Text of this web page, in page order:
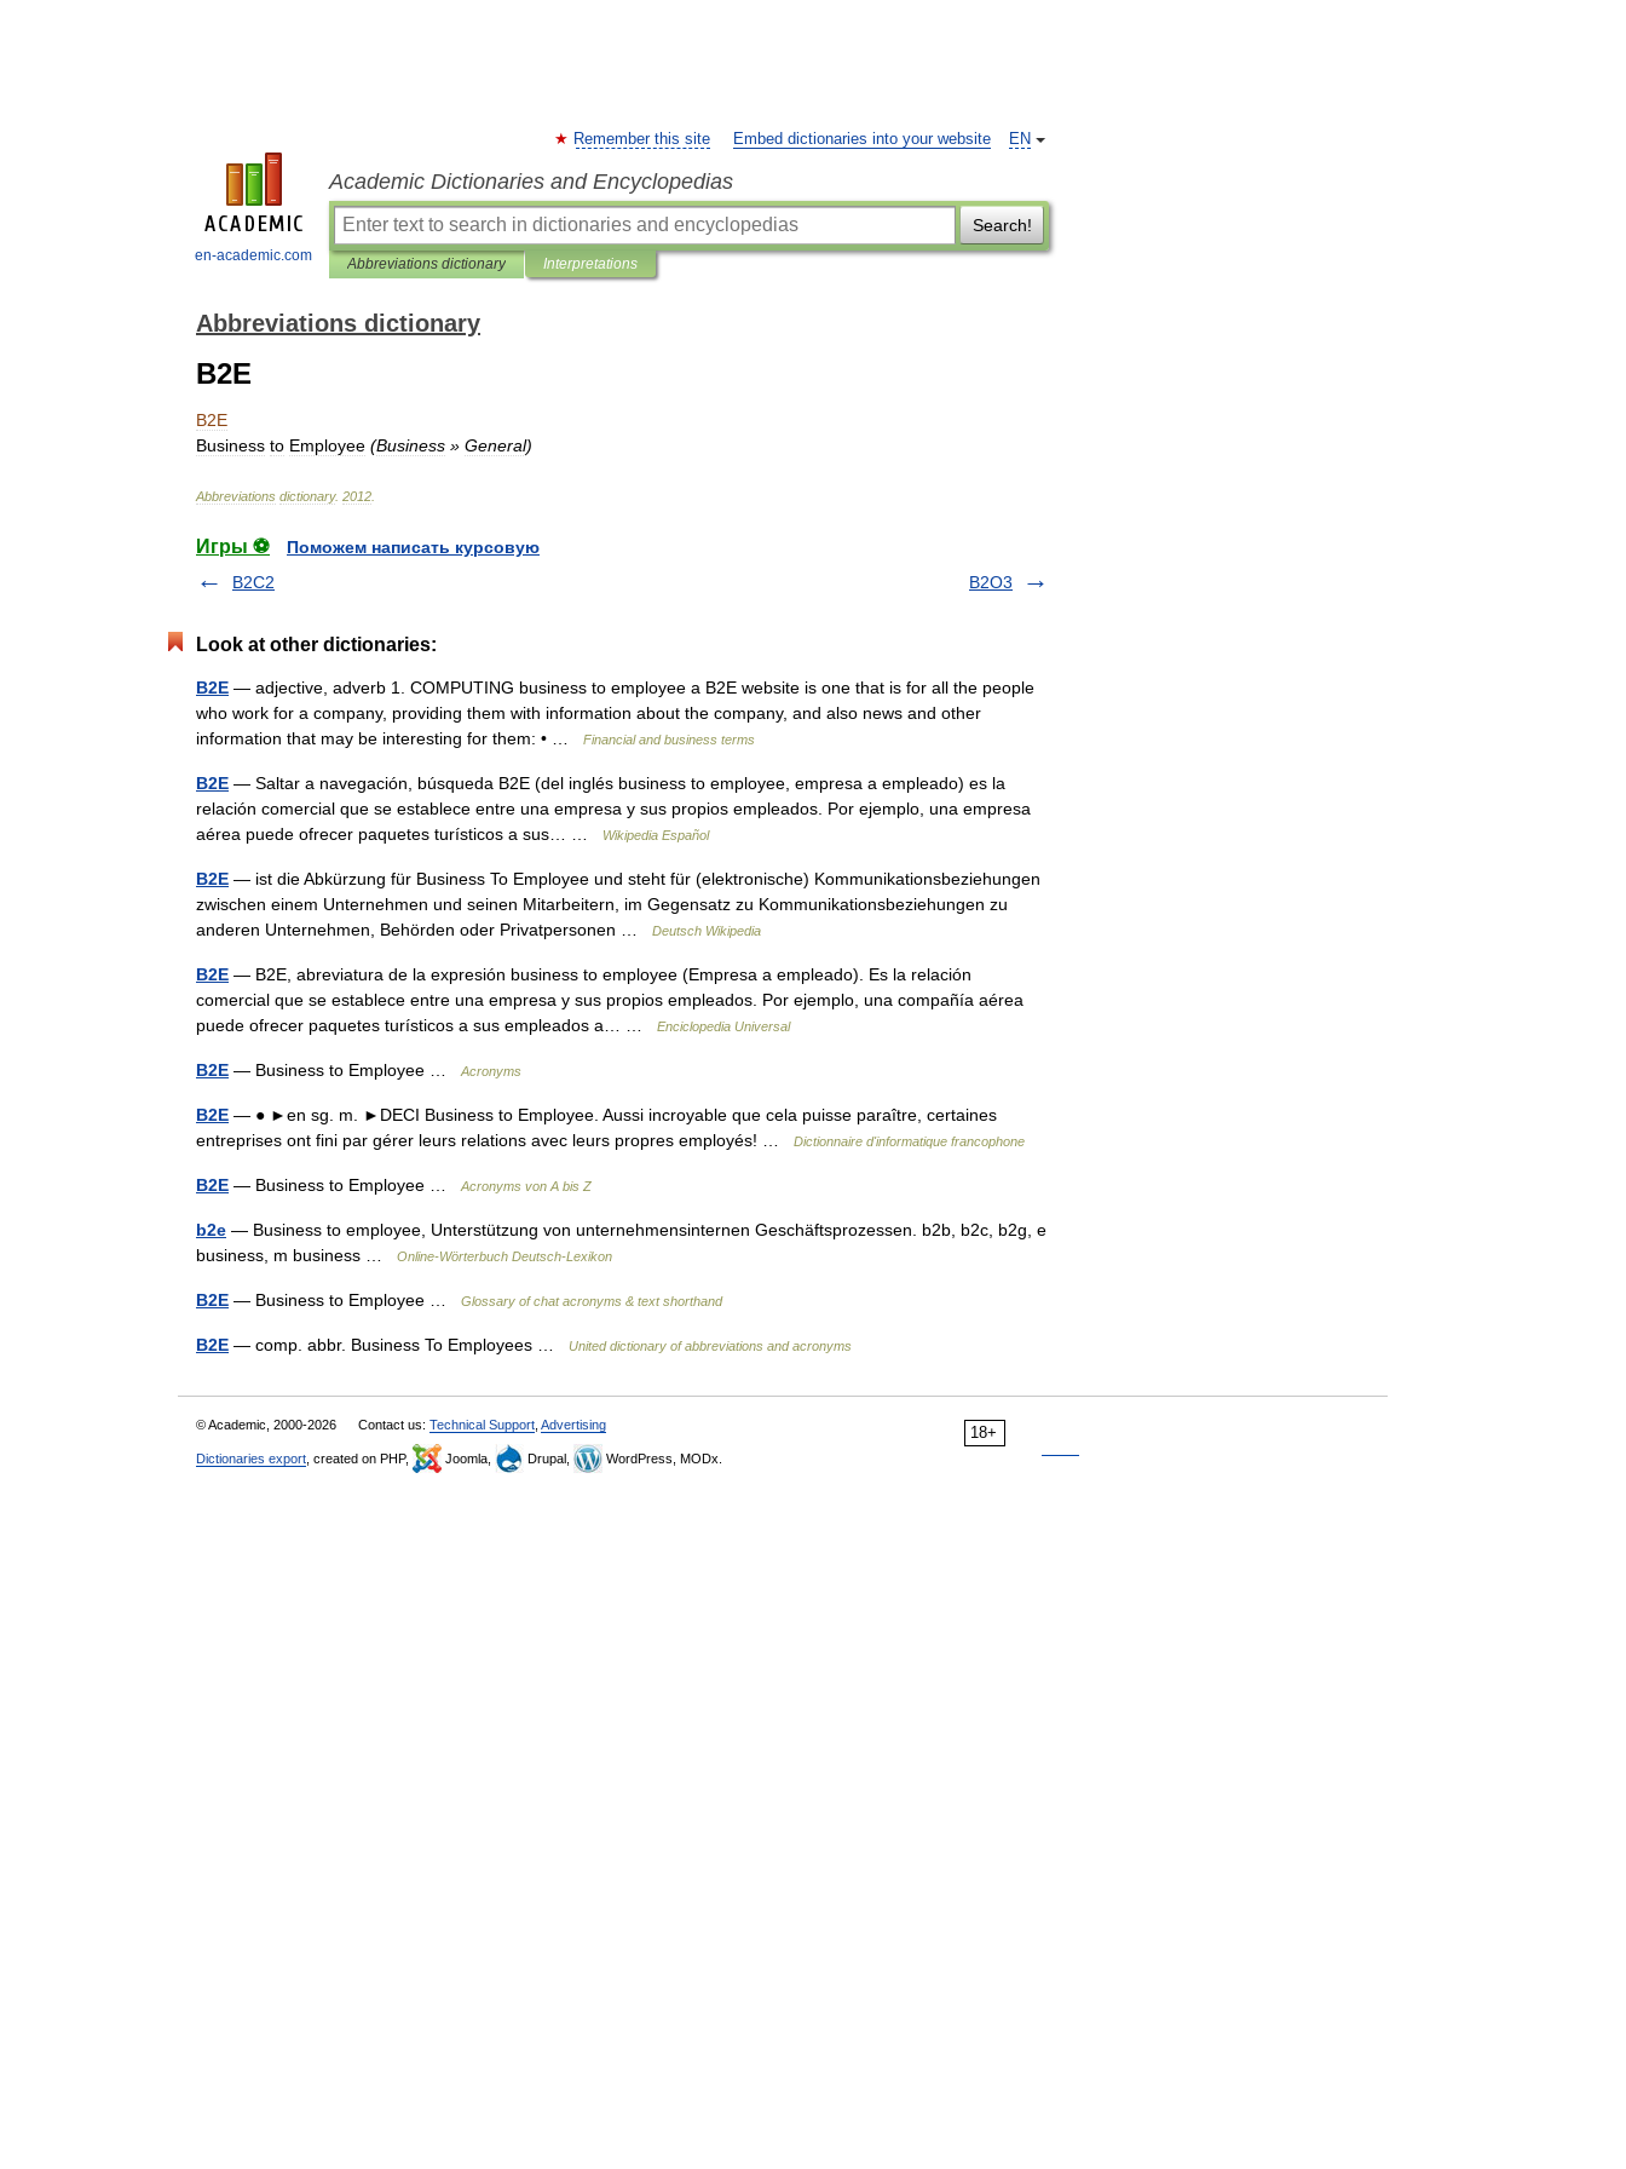
en-academic.com
EN
Remember this site Embed dictionaries into your website
Academic Dictionaries and Encyclopedias
Search!
Abbreviations dictionary Interpretations
Abbreviations dictionary
B2E
B2E
Business to Employee (Business » General)
Abbreviations dictionary. 2012
Игры ⚽
Поможем написать курсовую
B2C2
B2O3
Look at other dictionaries:
B2E — adjective, adverb 1. COMPUTING business to employee a B2E website is one that is for all the people
who work for a company, providing them with information about the company, and also news and other
information that may be interesting for them: • …
Financial and business terms
B2E — Saltar a navegación, búsqueda B2E (del inglés business to employee, empresa a empleado) es la
relación comercial que se establece entre una empresa y sus propios empleados. Por ejemplo, una empresa
aérea puede ofrecer paquetes turísticos a sus… …
Wikipedia Español
B2E — ist die Abkürzung für Business To Employee und steht für (elektronische) Kommunikationsbeziehungen
zwischen einem Unternehmen und seinen Mitarbeitern, im Gegensatz zu Kommunikationsbeziehungen zu
anderen Unternehmen, Behörden oder Privatpersonen …
Deutsch Wikipedia
B2E — B2E, abreviatura de la expresión business to employee (Empresa a empleado). Es la relación
comercial que se establece entre una empresa y sus propios empleados. Por ejemplo, una compañía aérea
puede ofrecer paquetes turísticos a sus empleados a… …
Enciclopedia Universal
B2E — Business to Employee … Acronyms
B2E — ● ►en sg. m. ►DECI Business to Employee. Aussi incroyable que cela puisse paraître, certaines
entreprises ont fini par gérer leurs relations avec leurs propres employés! …
Dictionnaire d'informatique francophone
B2E — Business to Employee … Acronyms von A bis Z
b2e — Business to employee, Unterstützung von unternehmensinternen Geschäftsprozessen. b2b, b2c, b2g, e
business, m business …
Online-Wörterbuch Deutsch-Lexikon
B2E — Business to Employee … Glossary of chat acronyms & text shorthand
B2E — comp. abbr. Business To Employees … United dictionary of abbreviations and acronyms
18+
© Academic, 2000-2026 Contact us: Technical Support Advertising
Dictionaries export , created on PHP, Joomla, Drupal, WordPress, MODx.